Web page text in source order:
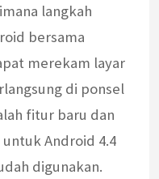
langkah
bersama
merekam layar
di ponsel
fitur baru dan
Android 4.4
digunakan.